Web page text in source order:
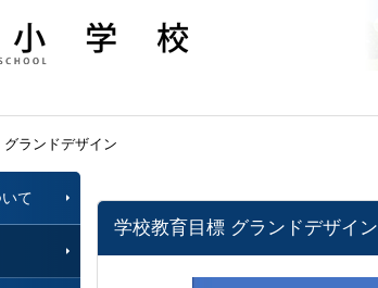
グランドデザイン
て
学校教育目標 グランドデザイン